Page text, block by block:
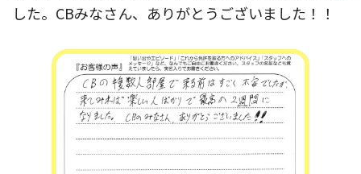
した。CBみなさん、ありがとうございました！！